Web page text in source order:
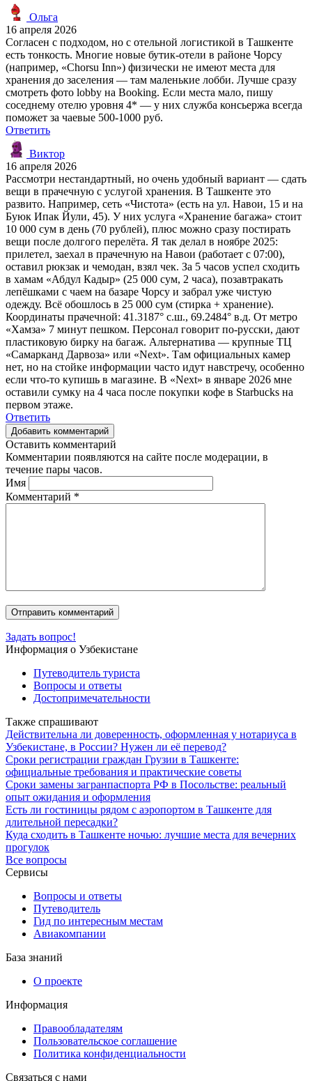
Ольга
16 апреля 2026
Согласен с подходом, но с отельной логистикой в Ташкенте
есть тонкость. Многие новые бутик-отели в районе Чорсу
(например, «Chorsu Inn») физически не имеют места для
хранения до заселения — там маленькие лобби. Лучше сразу
смотреть фото lobby на Booking. Если места мало, пишу
соседнему отелю уровня 4* — у них служба консьержа всегда
поможет за чаевые 500-1000 руб.
Ответить
Виктор
16 апреля 2026
Рассмотри нестандартный, но очень удобный вариант — сдать
вещи в прачечную с услугой хранения. В Ташкенте это
развито. Например, сеть «Чистота» (есть на ул. Навои, 15 и на
Буюк Ипак Йули, 45). У них услуга «Хранение багажа» стоит
10 000 сум в день (70 рублей), плюс можно сразу постирать
вещи после долгого перелёта. Я так делал в ноябре 2025:
прилетел, заехал в прачечную на Навои (работает с 07:00),
оставил рюкзак и чемодан, взял чек. За 5 часов успел сходить
в хамам «Абдул Кадыр» (25 000 сум, 2 часа), позавтракать
лепёшками с чаем на базаре Чорсу и забрал уже чистую
одежду. Всё обошлось в 25 000 сум (стирка + хранение).
Координаты прачечной: 41.3187° с.ш., 69.2484° в.д. От метро
«Хамза» 7 минут пешком. Персонал говорит по-русски, дают
пластиковую бирку на багаж. Альтернатива — крупные ТЦ
«Самарканд Дарвоза» или «Next». Там официальных камер
нет, но на стойке информации часто идут навстречу, особенно
если что-то купишь в магазине. В «Next» в январе 2026 мне
оставили сумку на 4 часа после покупки кофе в Starbucks на
первом этаже.
Ответить
Добавить комментарий
Оставить комментарий
Комментарии появляются на сайте после модерации, в
течение пары часов.
Имя
Комментарий *
Задать вопрос!
Информация о Узбекистане
Путеводитель туриста
Вопросы и ответы
Достопримечательности
Также спрашивают
Действительна ли доверенность, оформленная у нотариуса в
Узбекистане, в России? Нужен ли её перевод?
Сроки регистрации граждан Грузии в Ташкенте:
официальные требования и практические советы
Сроки замены загранпаспорта РФ в Посольстве: реальный
опыт ожидания и оформления
Есть ли гостиницы рядом с аэропортом в Ташкенте для
длительной пересадки?
Куда сходить в Ташкенте ночью: лучшие места для вечерних
прогулок
Все вопросы
Сервисы
Вопросы и ответы
Путеводитель
Гид по интересным местам
Авиакомпании
База знаний
О проекте
Информация
Правообладателям
Пользовательское соглашение
Политика конфиденциальности
Связаться с нами